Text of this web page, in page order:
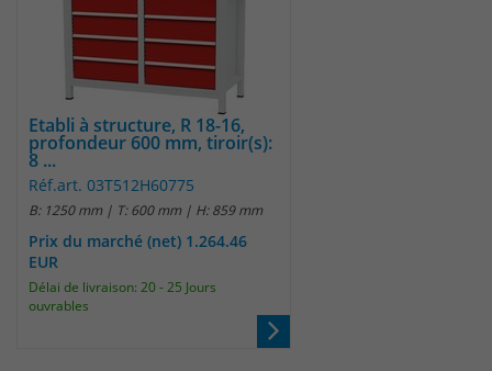
Etabli à structure, R 18-16,
profondeur 600 mm, tiroir(s):
8 ...
Réf.art. 03T512H60775
B: 1250 mm | T: 600 mm | H: 859 mm
Prix du marché (net) 1.264.46
EUR
Délai de livraison: 20 - 25 Jours
ouvrables